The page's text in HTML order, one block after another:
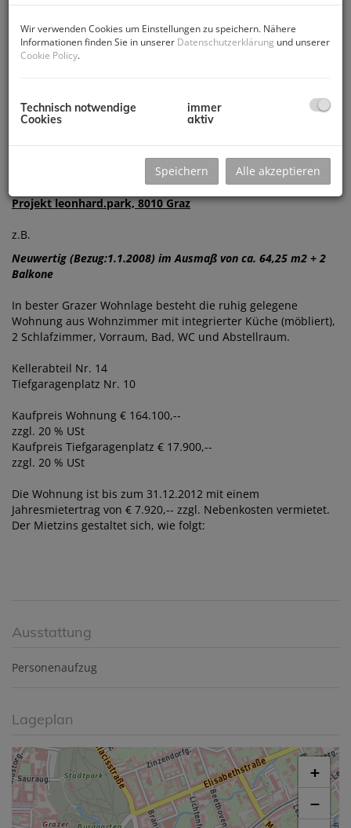
Projekt leonhard.park, 8010 Graz
z.B.
Neuwertig (Bezug:1.1.2008) im Ausmaß von ca. 64,25 m2 + 2
Balkone
In bester Grazer Wohnlage besteht die ruhig gelegene
Wohnung aus Wohnzimmer mit integrierter Küche (möbliert),
2 Schlafzimmer, Vorraum, Bad, WC und Abstellraum.
Kellerabteil Nr. 14
Tiefgaragenplatz Nr. 10
Kaufpreis Wohnung € 164.100,--
zzgl. 20 % USt
Kaufpreis Tiefgaragenplatz € 17.900,--
zzgl. 20 % USt
Die Wohnung ist bis zum 31.12.2012 mit einem
Jahresmietertrag von € 7.920,-- zzgl. Nebenkosten vermietet.
Der Mietzins gestaltet sich, wie folgt:
Ausstattung
Personenaufzug
Lageplan
+
−
Wir verwenden Cookies um Einstellungen zu speichern. Nähere
Informationen finden Sie in unserer Datenschutzerklärung und unserer
Cookie Policy.
Technisch notwendige
Cookies
immer
aktiv
Speichern Alle akzeptieren